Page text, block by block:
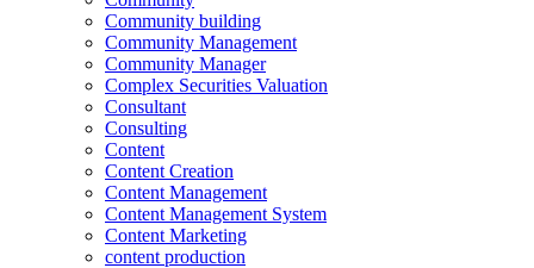
Community building
Community Management
Community Manager
Complex Securities Valuation
Consultant
Consulting
Content
Content Creation
Content Management
Content Management System
Content Marketing
content production